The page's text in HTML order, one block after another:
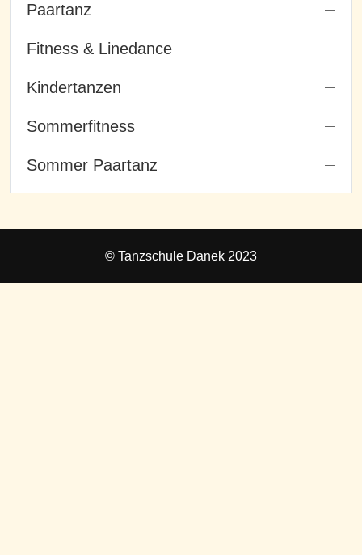
Paartanz
Fitness & Linedance
Kindertanzen
Sommerfitness
Sommer Paartanz
© Tanzschule Danek 2023